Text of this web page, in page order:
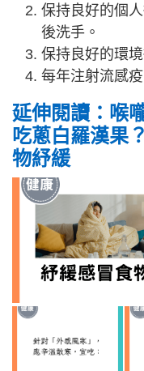
保持良好的個
後洗手。
保持良好的環
每年注射流感
延伸閱讀 ：喉
吃蔥白羅漢果
物紓緩